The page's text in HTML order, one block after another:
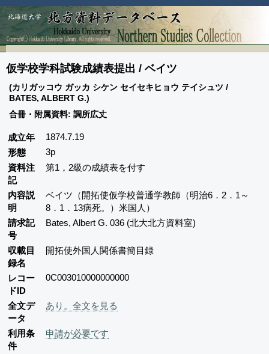
仮学校学科試験成績表提出 / ベイツ
(カリガッコウ ガッカ シケン セイセキヒョウ テイシュツ /
BATES, ALBERT G.)
合冊・附属資料: 調所広丈
成立年
1874.7.19
形態
3p
資料注
記
第1，2級の成績表を付す
内容説
明
ベイツ（開拓使仮学校普通学教師（明治6．2．1～
8．1．13病死。）米国人）
請求記
号
Bates, Albert G. 036 (北大北方資料室)
収載目
録名
開拓使外国人関係書簡目録
レコー
ドID
0C003010000000000
全文デ
ータ
あり。全文を見る
利用条
件
申請が必要です